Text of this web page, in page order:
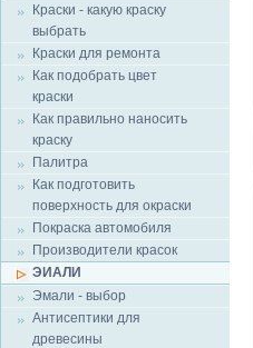
Краски - какую краску
выбрать
Краски для ремонта
Как подобрать цвет
краски
Как правильно наносить
краску
Палитра
Как подготовить
поверхность для окраски
Покраска автомобиля
Производители красок
ЭИАЛИ
Эмали - выбор
Антисептики для
древесины